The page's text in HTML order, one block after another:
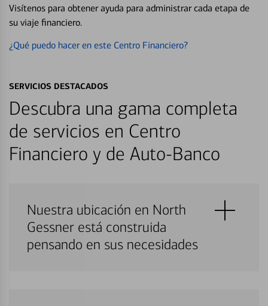
Visítenos para obtener ayuda para administrar cada etapa de
su viaje financiero.
¿Qué puedo hacer en este Centro Financiero?
SERVICIOS DESTACADOS
Descubra una gama completa
de servicios en Centro
Financiero y de Auto-Banco
Nuestra ubicación en North
Gessner está construida
pensando en sus necesidades